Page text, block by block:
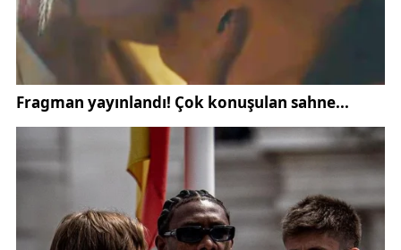
“Karargâh Sivas” nerede izleniyor?
Valiliği’nin resmî hesapları üzerinden yayımlandı;
aynı içerik YouTube’da da “️ Karargâh ‘Sivas’”
başlığıyla yer alıyor. Dijital platformlardaki
YouTube
Birincisi, film tarihî bilginin
yaygınlaştırılmasına
erişilebilir bir dil vekısa
form üzerinden katkı sunuyor. İkincisi,yapay